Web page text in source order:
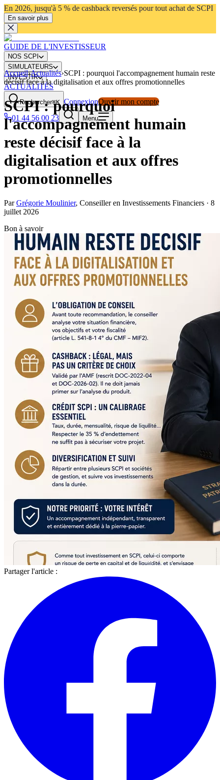
En 2026, jusqu'à 5 % de cashback reversés pour tout achat de SCPI
En savoir plus
GUIDE DE L'INVESTISSEUR
NOS SCPI
SIMULATEURS
INVESTIR
ACTUALITÉS
Rechercher⌘K ConnexionOuvrir mon compte
01 44 56 00 23
Menu
Accueil›Actualités›SCPI : pourquoi l'accompagnement humain reste
décisif face à la digitalisation et aux offres promotionnelles
SCPI : pourquoi
l'accompagnement humain
reste décisif face à la
digitalisation et aux offres
promotionnelles
Par Grégorie Moulinier, Conseiller en Investissements Financiers · 8
juillet 2026
Bon à savoir
Partager l'article :